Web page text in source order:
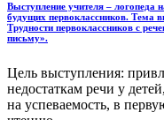
Выступление учителя – логопеда
будущих первоклассников. Тема
Трудности первоклассников с
письму».
Цель выступления:
недостаткам речи у
на успеваемость, в